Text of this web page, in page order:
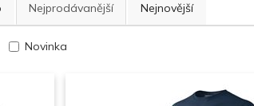
Nejprodávanější Nejnovější
Novinka